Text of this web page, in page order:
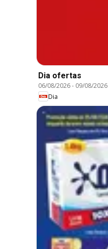
Dia ofertas
06/08/2026- 09/08/2026
Dia